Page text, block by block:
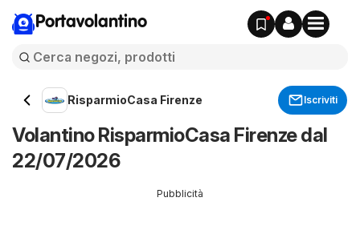
Portavolantino
RisparmioCasa Firenze Iscriviti
Volantino RisparmioCasa Firenze dal
22/07/2026
Pubblicità